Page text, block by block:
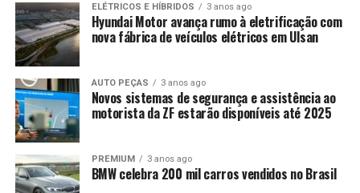
ELÉTRICOS E HÍBRIDOS 3 anos ago
Hyundai Motor avança rumo à eletrificação com
nova fábrica de veículos elétricos em Ulsan
AUTO PEÇAS 3 anos ago
Novos sistemas de segurança e assistência ao
motorista da ZF estarão disponíveis até 2025
PREMIUM 3 anos ago
BMW celebra 200 mil carros vendidos no Brasil